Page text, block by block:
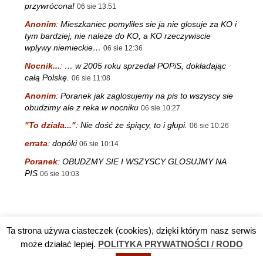
przywrócona! 06 sie 13:51
Anonim: Mieszkaniec pomyliles sie ja nie glosuje za KO i
tym bardziej, nie naleze do KO, a KO rzeczywiscie
wplywy niemieckie… 06 sie 12:36
Nocnik...: … w 2005 roku sprzedał POPiS, dokładając
całą Polskę. 06 sie 11:08
Anonim: Poranek jak zaglosujemy na pis to wszyscy sie
obudzimy ale z reka w nocniku 06 sie 10:27
"To działa...": Nie dość że śpiący, to i głupi. 06 sie 10:26
errata: dopóki 06 sie 10:14
Poranek: OBUDZMY SIE I WSZYSCY GLOSUJMY NA
PIS 06 sie 10:03
Reklama TV DĘBA Polityka prywatności / RODO Kontakt
Ta strona używa ciasteczek (cookies), dzięki którym nasz serwis
może działać lepiej. POLITYKA PRYWATNOŚCI / RODO